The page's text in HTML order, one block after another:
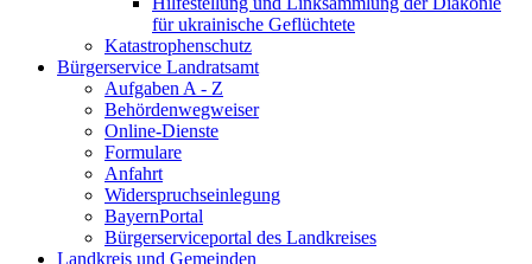
für ukrainische Geflüchtete
Katastrophenschutz
Bürgerservice Landratsamt
Aufgaben A - Z
Behördenwegweiser
Online-Dienste
Formulare
Anfahrt
Widerspruchseinlegung
BayernPortal
Bürgerserviceportal des Landkreises
Landkreis und Gemeinden